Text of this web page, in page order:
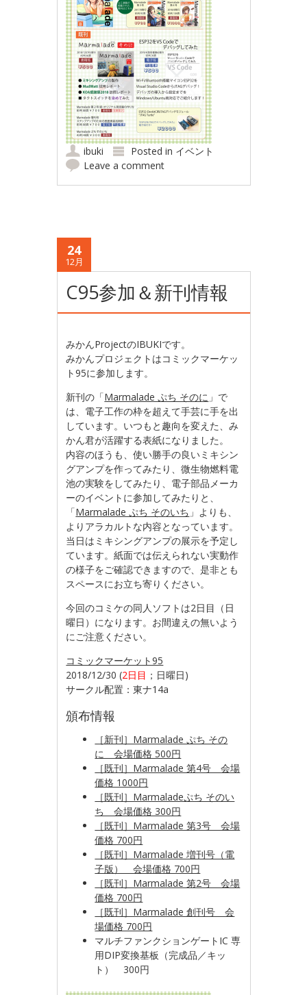
ibuki Posted in イベント
Leave a comment
24
12月
C95参加＆新刊情報
みかんProjectのIBUKIです。
みかんプロジェクトはコミックマーケッ
ト95に参加します。
新刊の「Marmalade ぷち そのに 」で
は、電子工作の枠を超えて手芸に手を出
しています。いつもと趣向を変えた、み
かん君が活躍する表紙になりました。
内容のほうも、使い勝手の良いミキシン
グアンプを作ってみたり、微生物燃料電
池の実験をしてみたり、電子部品メーカ
ーのイベントに参加してみたりと、
「Marmalade ぷち そのいち 」よりも、
よりアラカルトな内容となっています。
当日はミキシングアンプの展示を予定し
ています。紙面では伝えられない実動作
の様子をご確認できますので、是非とも
スペースにお立ち寄りください。
今回のコミケの同人ソフトは2日目（日
曜日）になります。お間違えの無いよう
にご注意ください。
コミックマーケット95
2018/12/30 (2日目 ；日曜日)
サークル配置：東ナ14a
頒布情報
［新刊］Marmalade ぷち その
に 会場価格 500円
［既刊］Marmalade 第4号 会場
価格 1000円
［既刊］Marmaladeぷち そのい
ち 会場価格 300円
［既刊］Marmalade 第3号 会場
価格 700円
［既刊］Marmalade 増刊号（電
子版） 会場価格 700円
［既刊］Marmalade 第2号 会場
価格 700円
［既刊］Marmalade 創刊号 会
場価格 700円
マルチファンクションゲートIC 専
用DIP変換基板（完成品／キッ
ト） 300円